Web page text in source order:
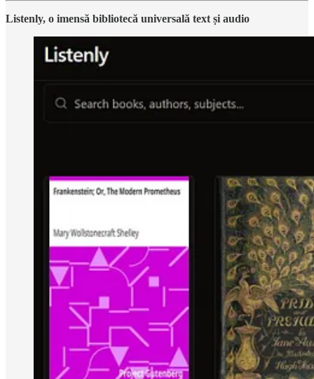
Listenly, o imensă bibliotecă universală text și audio